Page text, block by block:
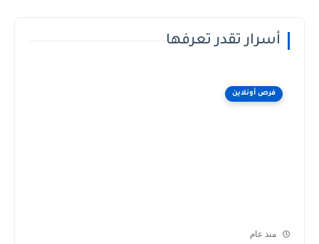
أسرار تقدر تعرفها
فرص أونلاين
منذ عام